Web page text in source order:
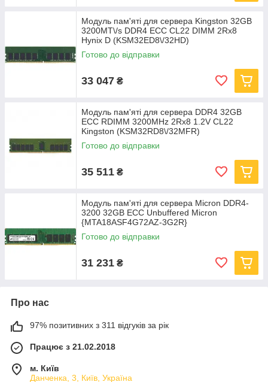
Модуль пам'яті для сервера Kingston 32GB
3200MT\/s DDR4 ECC CL22 DIMM 2Rx8
Hynix D (KSM32ED8\/32HD)
Готово до відправки
33 047 ₴
Модуль пам'яті для сервера DDR4 32GB
ECC RDIMM 3200MHz 2Rx8 1.2V CL22
Kingston (KSM32RD8\/32MFR)
Готово до відправки
35 511 ₴
Модуль пам'яті для сервера Micron DDR4-
3200 32GB ECC Unbuffered Micron
{MTA18ASF4G72AZ-3G2R}
(MTA18ASF4G72AZ-3G2R)
Готово до відправки
31 231 ₴
Про нас
97% позитивних з 311 відгуків за рік
Працює з 21.02.2018
м. Київ
Данченка, 3, Київ, Україна